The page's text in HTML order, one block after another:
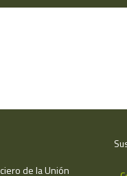
de la Unión